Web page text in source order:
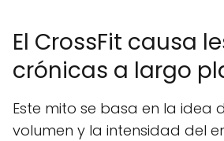
El CrossFit causa
crónicas a largo
Este mito se basa en la idea
volumen y la intensidad del